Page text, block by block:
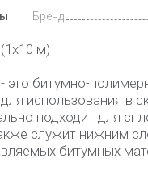
Бренд
м)
это битумно-
использования в
подходит для
служит нижним
битумных